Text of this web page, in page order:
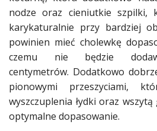
nodze oraz cieniutkie szpilki,
karykaturalnie przy bardziej
powinien mieć cholewkę
czemu nie będzie
centymetrów. Dodatkowo
pionowymi przeszyciami,
wyszczuplenia łydki oraz
optymalne dopasowanie.